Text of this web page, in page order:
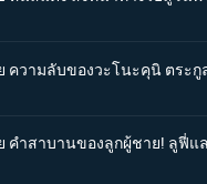
ความลับของวะโนะคุนิ ตระ
คำสาบานของลูกผู้ชาย! ลูฟี่